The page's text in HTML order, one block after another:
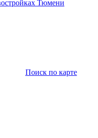
Тюмени
Поиск по карте